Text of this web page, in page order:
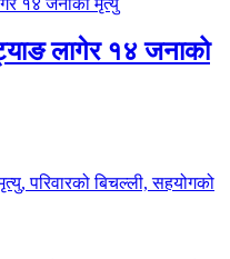
लागेर १४ जनाको